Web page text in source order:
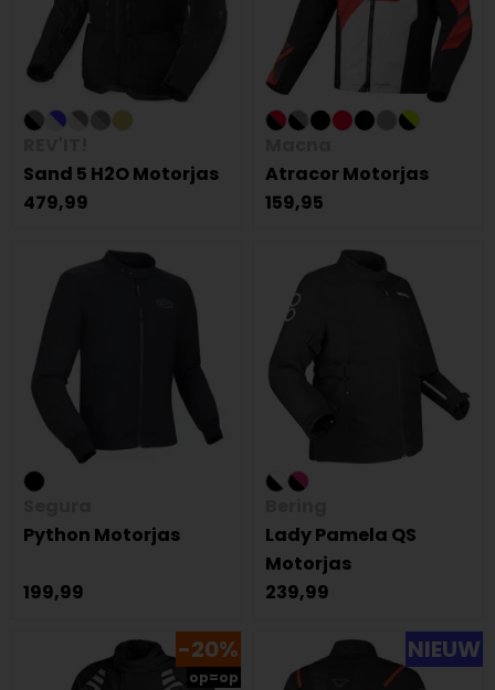
Sand 5 H2O Motorjas
479,99
Atracor Motorjas
159,95
Python Motorjas
199,99
Lady Pamela QS
Motorjas
239,99
-20%
op=op
NIEUW